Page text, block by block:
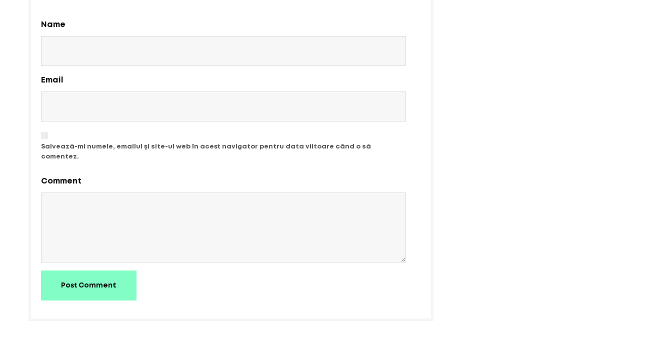
Name
Email
Salvează-mi numele, emailul și site-ul web în acest navigator pentru data viitoare când o să
comentez.
Comment
Post Comment